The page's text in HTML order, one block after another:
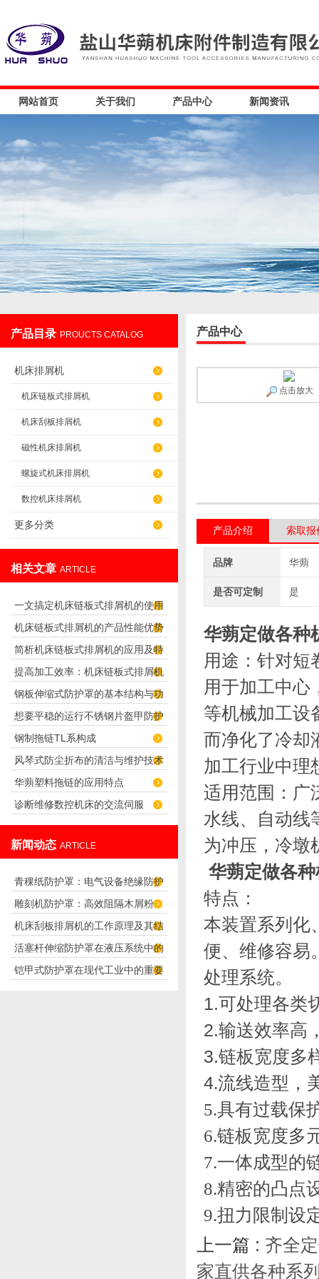
网站首页 关于我们 产品中心 新闻资讯
产品目录 PROUCTS CATALOG
机床排屑机
机床链板式排屑机
机床刮板排屑机
磁性机床排屑机
螺旋式机床排屑机
数控机床排屑机
更多分类
相关文章 ARTICLE
一文搞定机床链板式排屑机的使用
方法
机床链板式排屑机的产品性能优势
及用途
简析机床链板式排屑机的应用及特
点
提高加工效率：机床链板式排屑机
的优势分析
钢板伸缩式防护罩的基本结构与功
能介绍
想要平稳的运行不锈钢片盔甲防护
罩，我们需要先了解下这些情况
钢制拖链TL系构成
风琴式防尘折布的清洁与维护技术
华蒴塑料拖链的应用特点
诊断维修数控机床的交流伺服
新闻动态 ARTICLE
青稞纸防护罩：电气设备绝缘防护
专用方案
雕刻机防护罩：高效阻隔木屑粉
尘，守护设备精度与安全
机床刮板排屑机的工作原理及其结
构分析
活塞杆伸缩防护罩在液压系统中的
应用
铠甲式防护罩在现代工业中的重要
产品中心
点击放大
产品介绍 索取报
品牌 华蒴
是否可定制 是
华蒴定做各种
用途 ： 针对短
用于加工中心
等机械加工设
而净化了冷却
加工行业中理
适用范围：广
水线、自动线
为冲压，冷墩
华蒴定做各
特点：
本装置系列化
便、维修容易
处理系统。
1.可处理各类
2.输送效率高
3.链板宽度多
4.流线造型，
5.具有过载
6.链板宽度多
7.一体成型的
8.精密的凸点
9.扭力限制设
上一篇 : 齐全
家直供各种系